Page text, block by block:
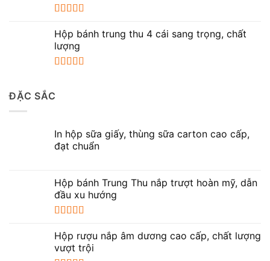
hạng 5.005
sao
Hộp bánh trung thu 4 cái sang trọng, chất
lượng
sao
ĐẶC SẮC
In hộp sữa giấy, thùng sữa carton cao cấp,
đạt chuẩn
Hộp bánh Trung Thu nắp trượt hoàn mỹ, dẫn
đầu xu hướng
hạng 5.005
sao
Hộp rượu nắp âm dương cao cấp, chất lượng
vượt trội